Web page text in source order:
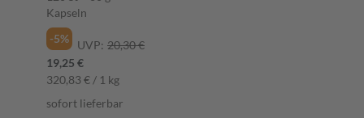
Kapseln
-5%
UVP: 20,30 €
19,25 €
320,83 € / 1 kg
sofort lieferbar